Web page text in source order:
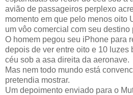
avião de passageiros perplexo
momento em que pelo menos oito
um vôo comercial com seu destino
O homem pegou seu iPhone para
depois de ver entre oito e 10
céu sob a asa direita da aeronave.
Mas nem todo mundo está
pretendia mostrar.
Um depoimento enviado para o